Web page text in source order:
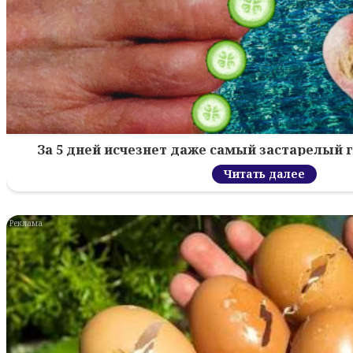
За 5 дней исчезнет даже самый застарелый
Читать далее